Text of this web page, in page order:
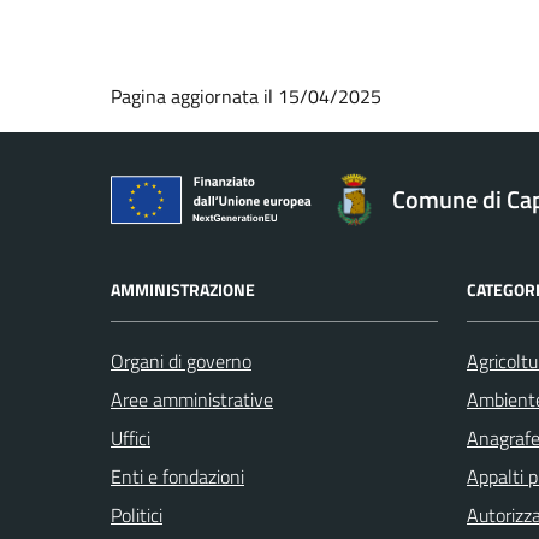
Pagina aggiornata il 15/04/2025
Comune di
AMMINISTRAZIONE
Organi di governo
Aree amministrative
Uffici
Enti e fondazioni
Politici
Appalti